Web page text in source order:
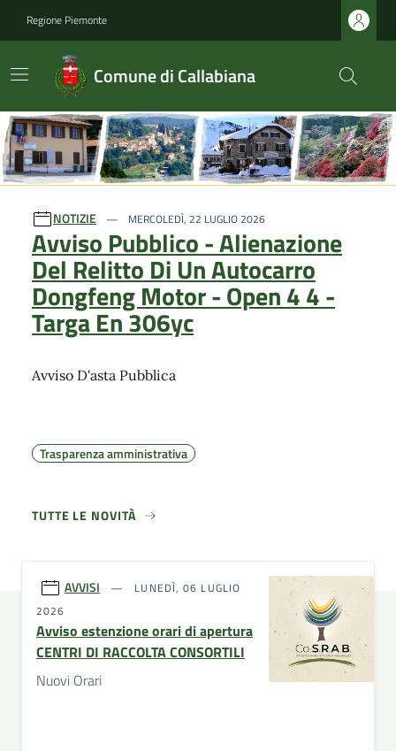
Regione Piemonte
Comune di Callabiana
Ultime notizie
NOTIZIE MERCOLEDÌ, 22 LUGLIO 2026
Avviso Pubblico - Alienazione
Del Relitto Di Un Autocarro
Dongfeng Motor - Open 4 4 -
Targa En 306yc
Avviso D'asta Pubblica
Trasparenza amministrativa
TUTTE LE NOVITÀ
AVVISI
LUNEDÌ, 06 LUGLIO
2026
Avviso estenzione orari di apertura
CENTRI DI RACCOLTA CONSORTILI
Nuovi Orari